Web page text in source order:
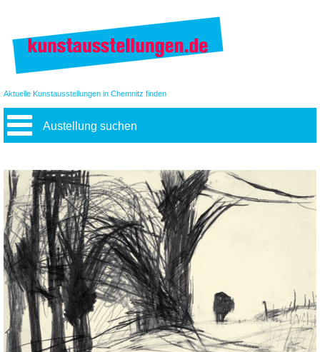
Aktuelle Kunstausstellungen in Chemnitz finden
Austellung suchen